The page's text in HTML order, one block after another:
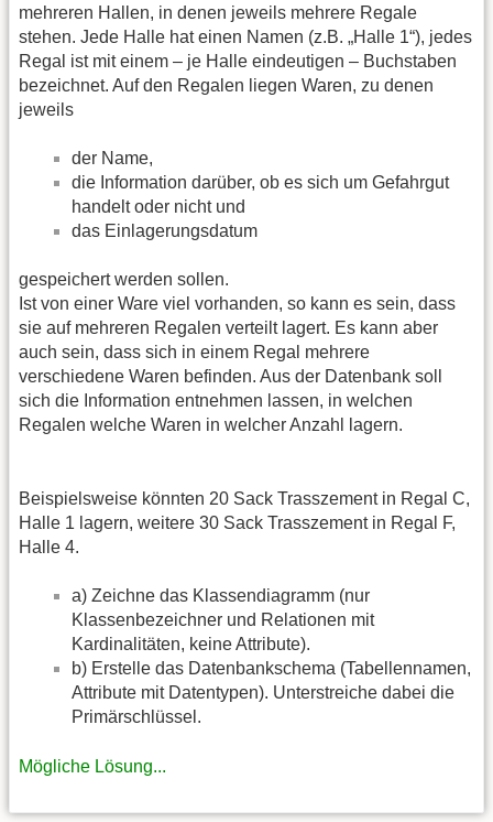
mehreren Hallen, in denen jeweils mehrere Regale
stehen. Jede Halle hat einen Namen (z.B. „Halle 1“), jedes
Regal ist mit einem – je Halle eindeutigen – Buchstaben
bezeichnet. Auf den Regalen liegen Waren, zu denen
jeweils
der Name,
die Information darüber, ob es sich um Gefahrgut
handelt oder nicht und
das Einlagerungsdatum
gespeichert werden sollen.
Ist von einer Ware viel vorhanden, so kann es sein, dass
sie auf mehreren Regalen verteilt lagert. Es kann aber
auch sein, dass sich in einem Regal mehrere
verschiedene Waren befinden. Aus der Datenbank soll
sich die Information entnehmen lassen, in welchen
Regalen welche Waren in welcher Anzahl lagern.
Beispielsweise könnten 20 Sack Trasszement in Regal C,
Halle 1 lagern, weitere 30 Sack Trasszement in Regal F,
Halle 4.
a) Zeichne das Klassendiagramm (nur
Klassenbezeichner und Relationen mit
Kardinalitäten, keine Attribute).
b) Erstelle das Datenbankschema (Tabellennamen,
Attribute mit Datentypen). Unterstreiche dabei die
Primärschlüssel.
Mögliche Lösung...